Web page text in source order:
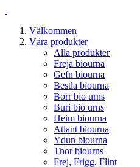
Välkommen
Våra produkter
Alla produkter
Freja biourna
Gefn biourna
Bestla biourna
Borr bio urns
Buri bio urns
Heim biourna
Atlant biourna
Ydun biourna
Thor biourns
Frej, Frigg, Flint